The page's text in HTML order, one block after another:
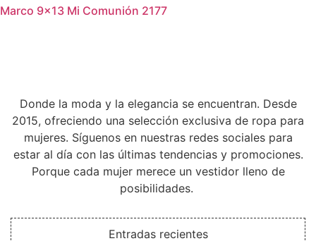
Marco 9×13 Mi Comunión 2177
Donde la moda y la elegancia se encuentran. Desde
2015, ofreciendo una selección exclusiva de ropa para
mujeres. Síguenos en nuestras redes sociales para
estar al día con las últimas tendencias y promociones.
Porque cada mujer merece un vestidor lleno de
posibilidades.
Entradas recientes